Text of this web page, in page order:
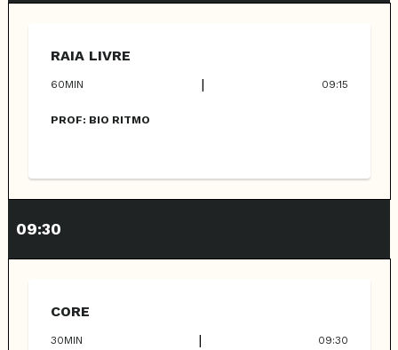
RAIA LIVRE
60MIN | 09:15
PROF: BIO RITMO
09:30
CORE
30MIN | 09:30